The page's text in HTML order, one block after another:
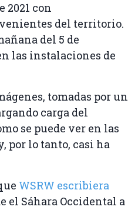
2021 con
del territorio.
del 5 de
las instalaciones de
tomadas por un
carga del
se puede ver en las
por lo tanto, casi ha
WSRW escribiera
el Sáhara Occidental a